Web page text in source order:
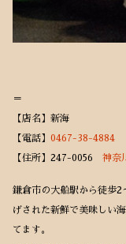
＝
【店名】新海
【電話】 0467-38-4884
【住所】247-0056 神奈
鎌倉市の大船駅から徒歩2
げされた新鮮で美味しい
てます。